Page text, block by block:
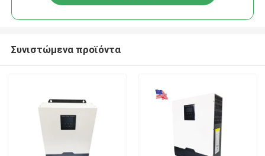
Συνιστώμενα προϊόντα